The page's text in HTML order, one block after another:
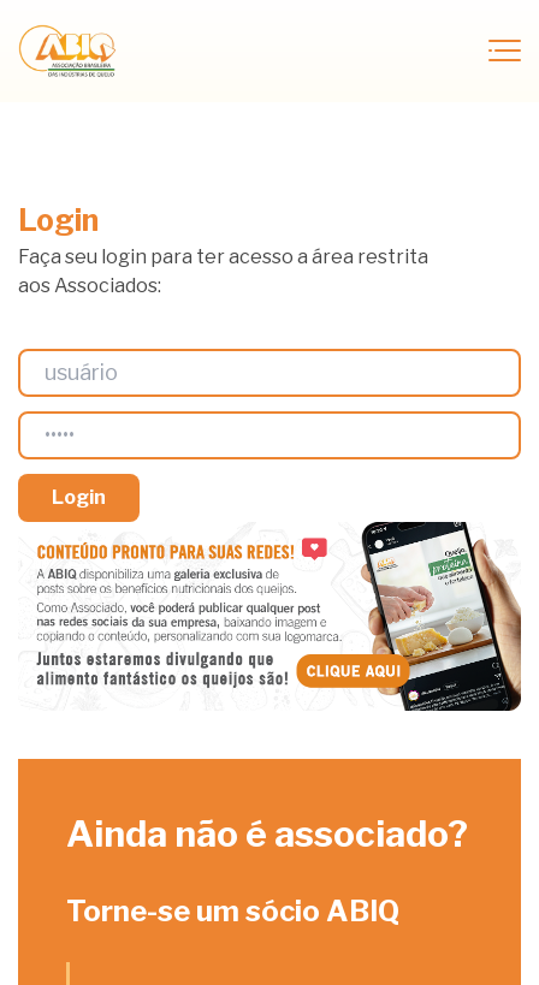
Login
Faça seu login para ter acesso a área restrita
aos Associados:
Ainda não é associado?
Torne-se um sócio ABIQ